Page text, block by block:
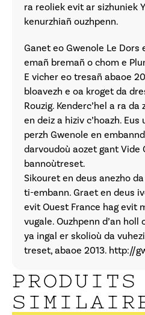
ra reoliek evit ar sizhuniek
kenurzhiañ ouzhpenn.
Ganet eo Gwenole Le Dors
emañ bremañ o chom e
E vicher eo tresañ abaoe
bloavezh e oa kroget da
Rouzig. Kenderc’hel a ra
en deiz a hiziv c’hoazh.
perzh Gwenole en
darvoudoù aozet gant Vide
bannoùtreset.
Sikouret en deus anezho
ti-embann. Graet en deus
evit Ouest France hag evit
vugale. Ouzhpenn d’an
ya ingal er skolioù da
treset, abaoe 2013. http://
PRODUITS